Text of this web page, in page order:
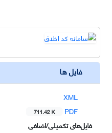
فایل ها
XML
PDF
711.42 K
فایل‌های تکمیلی/اضافی